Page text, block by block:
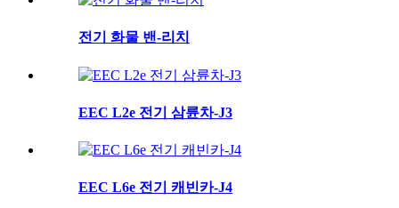
전기 화물 밴-리치
EEC L2e 전기 삼륜차-J3
EEC L6e 전기 캐빈카-J4